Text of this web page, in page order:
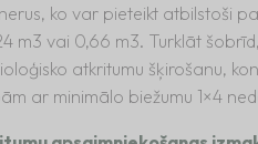
ko var pieteikt atbilstoši
m3 vai 0,66 m3. Turklāt
atkritumu šķirošanu,
ar minimālo biežumu 1×4